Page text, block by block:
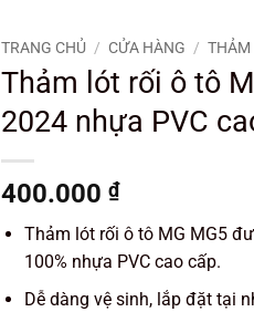
TRANG CHỦ / CỬA HÀNG / THẢM
Thảm lót rối ô tô
2024 nhựa PVC
400.000 ₫
Thảm lót rối ô tô MG MG5
100% nhựa PVC cao cấp.
Dễ dàng vệ sinh, lắp đặt tại